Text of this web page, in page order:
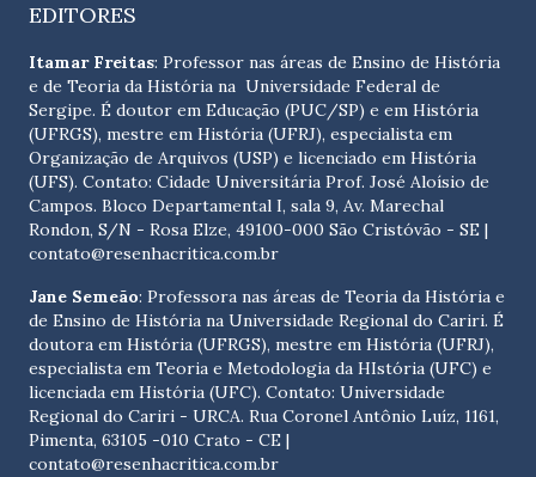
EDITORES
Itamar Freitas: Professor nas áreas de Ensino de História
e de Teoria da História na Universidade Federal de
Sergipe. É doutor em Educação (PUC/SP) e em História
(UFRGS), mestre em História (UFRJ), especialista em
Organização de Arquivos (USP) e licenciado em História
(UFS). Contato: Cidade Universitária Prof. José Aloísio de
Campos. Bloco Departamental I, sala 9, Av. Marechal
Rondon, S/N - Rosa Elze, 49100-000 São Cristóvão - SE |
contato@resenhacritica.com.br
Jane Semeão: Professora nas áreas de Teoria da História e
de Ensino de História na Universidade Regional do Cariri. É
doutora em História (UFRGS), mestre em História (UFRJ),
especialista em Teoria e Metodologia da HIstória (UFC) e
licenciada em História (UFC). Contato: Universidade
Regional do Cariri - URCA. Rua Coronel Antônio Luíz, 1161,
Pimenta, 63105 -010 Crato - CE |
contato@resenhacritica.com.br